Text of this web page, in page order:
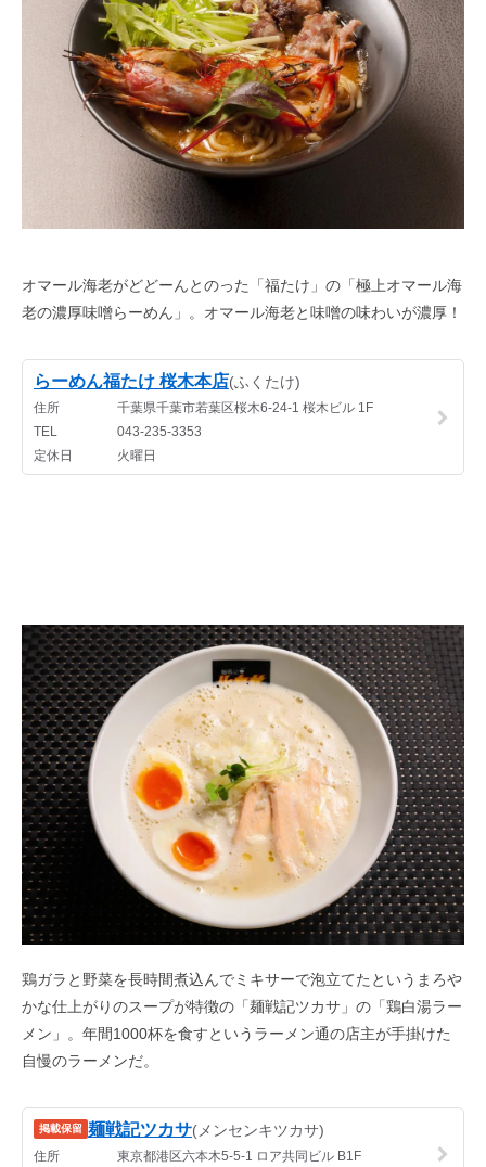
オマール海老がどどーんとのった「福たけ」の「極上オマール海
老の濃厚味噌らーめん」。オマール海老と味噌の味わいが濃厚！
鶏ガラと野菜を長時間煮込んでミキサーで泡立てたというまろや
かな仕上がりのスープが特徴の「麺戦記ツカサ」の「鶏白湯ラー
メン」。年間1000杯を食すというラーメン通の店主が手掛けた
自慢のラーメンだ。